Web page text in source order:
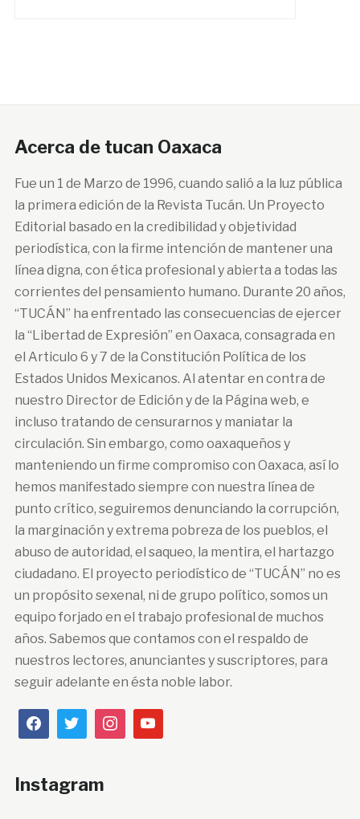
Acerca de tucan Oaxaca
Fue un 1 de Marzo de 1996, cuando salió a la luz pública
la primera edición de la Revista Tucán. Un Proyecto
Editorial basado en la credibilidad y objetividad
periodística, con la firme intención de mantener una
línea digna, con ética profesional y abierta a todas las
corrientes del pensamiento humano. Durante 20 años,
“TUCÁN” ha enfrentado las consecuencias de ejercer
la “Libertad de Expresión” en Oaxaca, consagrada en
el Articulo 6 y 7 de la Constitución Política de los
Estados Unidos Mexicanos. Al atentar en contra de
nuestro Director de Edición y de la Página web, e
incluso tratando de censurarnos y maniatar la
circulación. Sin embargo, como oaxaqueños y
manteniendo un firme compromiso con Oaxaca, así lo
hemos manifestado siempre con nuestra línea de
punto crítico, seguiremos denunciando la corrupción,
la marginación y extrema pobreza de los pueblos, el
abuso de autoridad, el saqueo, la mentira, el hartazgo
ciudadano. El proyecto periodístico de “TUCÁN” no es
un propósito sexenal, ni de grupo político, somos un
equipo forjado en el trabajo profesional de muchos
años. Sabemos que contamos con el respaldo de
nuestros lectores, anunciantes y suscriptores, para
seguir adelante en ésta noble labor.
Instagram